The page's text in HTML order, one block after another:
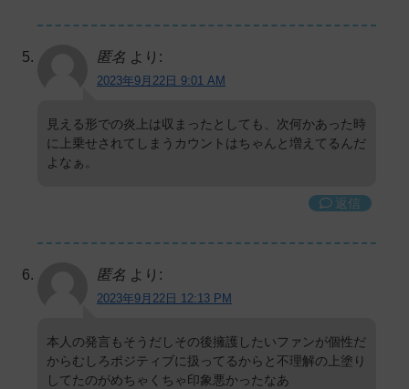
匿名 より:
2023年9月22日 9:01 AM
見える形での炎上は収まったとしても、次何かあった時
に上乗せされてしまうカウントはちゃんと増えてるんだ
よなぁ。
返信
匿名 より:
2023年9月22日 12:13 PM
本人の発言もそうだしその後擁護したいファンが個性だ
からむしろポジティブに扱ってるからと不理解の上塗り
してたのがめちゃくちゃ印象悪かったなあ